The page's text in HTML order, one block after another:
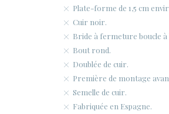
Plate-forme de 1,5 cm
Cuir noir.
Bride à fermeture boucle à
Bout rond.
Doublée de cuir.
Première de montage
Semelle de cuir.
Fabriquée en Espagne.